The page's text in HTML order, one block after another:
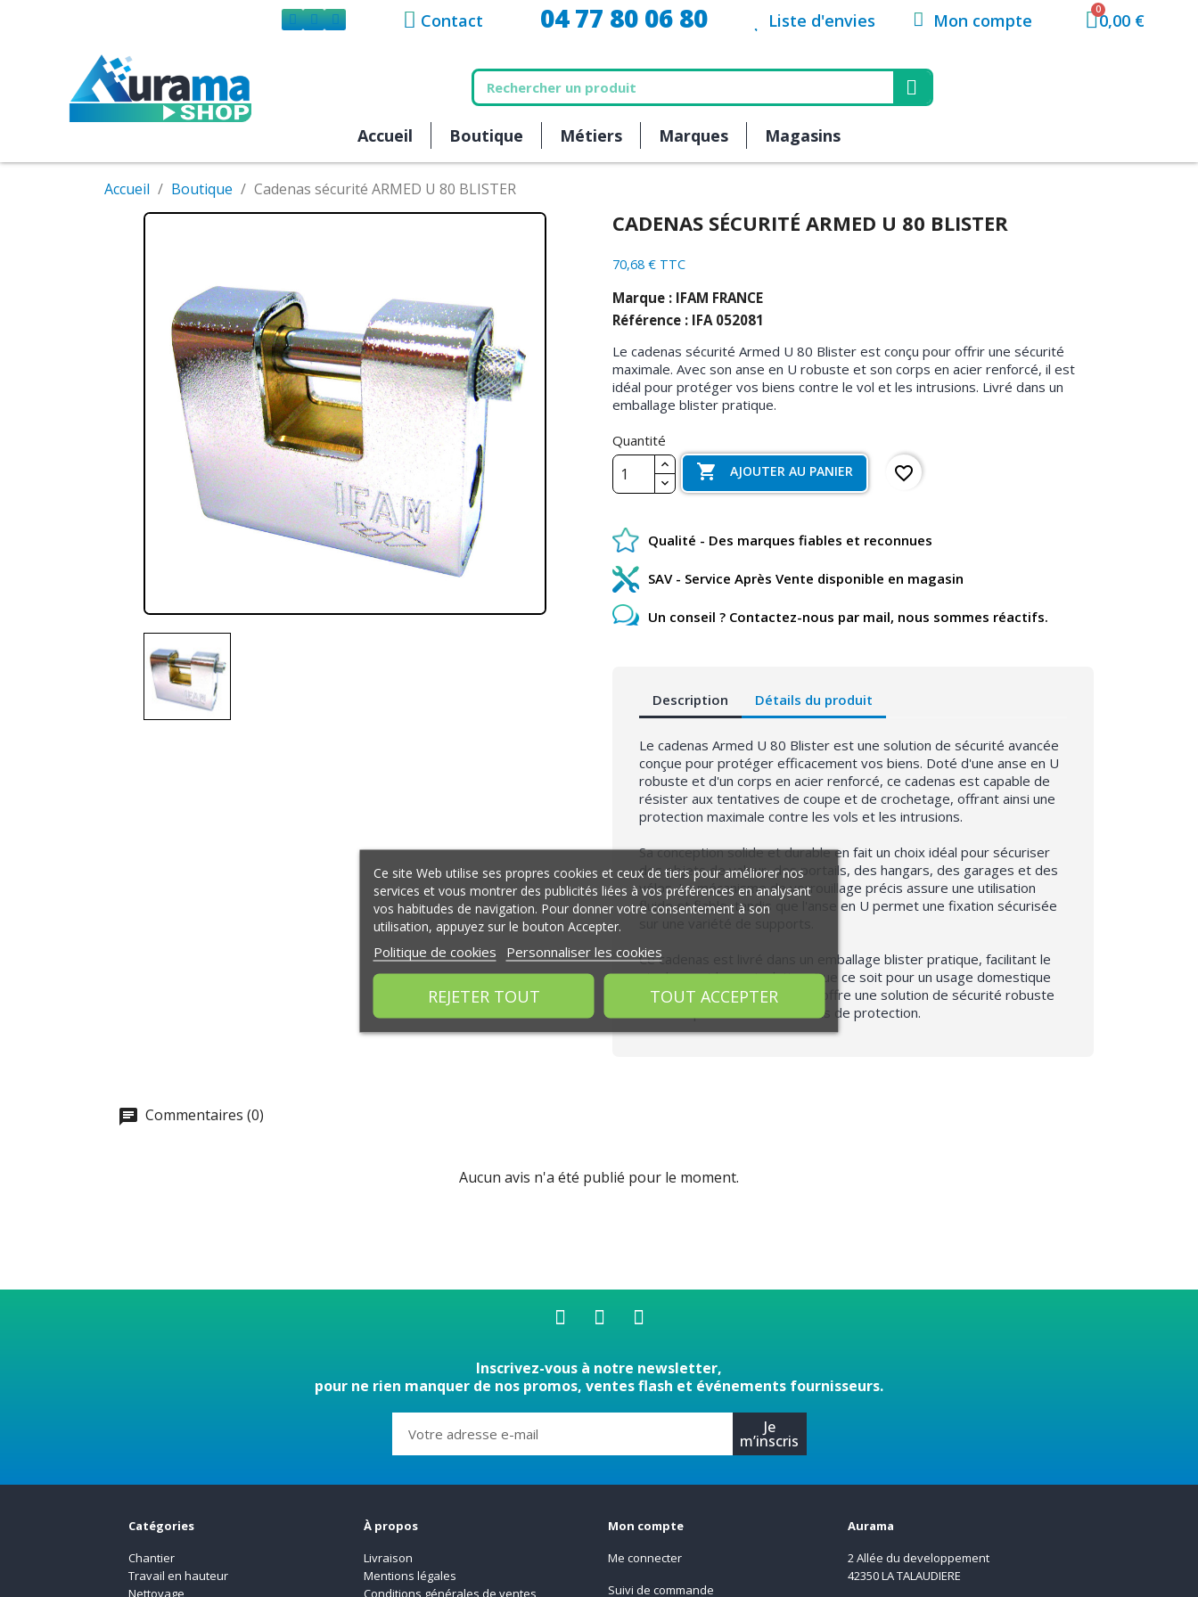
Contact 04 77 80 06 80 Liste d'envies Mon compte 0,00 €
Accueil Boutique Métiers Marques Magasins
Accueil Boutique Cadenas sécurité ARMED U 80 BLISTER
CADENAS SÉCURITÉ ARMED U 80 BLISTER
70,68 € TTC
Marque : IFAM FRANCE
Référence : IFA 052081
Le cadenas sécurité Armed U 80 Blister est conçu pour offrir une sécurité
maximale. Avec son anse en U robuste et son corps en acier renforcé, il est
idéal pour protéger vos biens contre le vol et les intrusions. Livré dans un
emballage blister pratique.
Quantité
 AJOUTER AU PANIER favorite_border
Qualité - Des marques fiables et reconnues
SAV - Service Après Vente disponible en magasin
Un conseil ? Contactez-nous par mail, nous sommes réactifs.
Description Détails du produit
Le cadenas Armed U 80 Blister est une solution de sécurité avancée
conçue pour protéger efficacement vos biens. Doté d'une anse en U
robuste et d'un corps en acier renforcé, ce cadenas est capable de
résister aux tentatives de coupe et de crochetage, offrant ainsi une
protection maximale contre les vols et les intrusions.
Sa conception solide et durable en fait un choix idéal pour sécuriser
des objets de valeur, des portails, des hangars, des garages et des
vélos. Le mécanisme de verrouillage précis assure une utilisation
fluide et fiable, tandis que l'anse en U permet une fixation sécurisée
Ce cadenas est livré dans un emballage blister pratique, facilitant le
stockage et la manipulation. Que ce soit pour un usage domestique
ou professionnel, ce cadenas offre une solution de sécurité robuste
et fiable pour tous vos besoins de protection.
Commentaires (0)
Aucun avis n'a été publié pour le moment.
Inscrivez-vous à notre newsletter,
pour ne rien manquer de nos promos, ventes flash et événements fournisseurs.
Je
m’inscris
Catégories
Chantier
Travail en hauteur
À propos
Livraison
Mentions légales
Mon compte
Me connecter
Suivi de commande
Aurama
2 Allée du developpement
42350 LA TALAUDIERE
Ce site Web utilise ses propres cookies et ceux de tiers pour améliorer nos
services et vous montrer des publicités liées à vos préférences en analysant
vos habitudes de navigation. Pour donner votre consentement à son
utilisation, appuyez sur le bouton Accepter.
Politique de cookies Personnaliser les cookies
REJETER TOUT TOUT ACCEPTER